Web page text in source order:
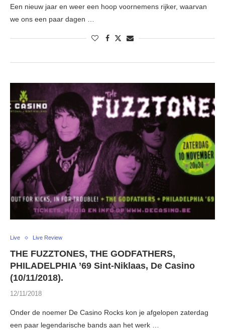
Een nieuw jaar en weer een hoop voornemens rijker, waarvan
we ons een paar dagen …
Live Live Review
THE FUZZTONES, THE GODFATHERS,
PHILADELPHIA ’69 Sint-Niklaas, De Casino
(10/11/2018).
12/11/2018
Onder de noemer De Casino Rocks kon je afgelopen zaterdag
een paar legendarische bands aan het werk …